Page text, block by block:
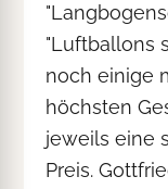
"Luftballons
noch einige
höchsten
jeweils eine
Preis.